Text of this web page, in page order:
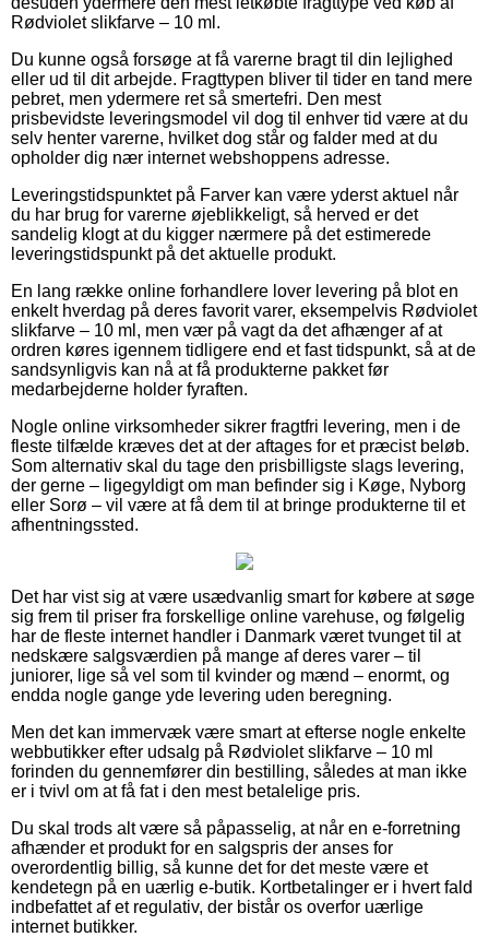
Rødviolet slikfarve – 10 ml.
Du kunne også forsøge at få varerne bragt til din lejlighed
eller ud til dit arbejde. Fragttypen bliver til tider en tand mere
pebret, men ydermere ret så smertefri. Den mest
prisbevidste leveringsmodel vil dog til enhver tid være at du
selv henter varerne, hvilket dog står og falder med at du
opholder dig nær internet webshoppens adresse.
Leveringstidspunktet på Farver kan være yderst aktuel når
du har brug for varerne øjeblikkeligt, så herved er det
sandelig klogt at du kigger nærmere på det estimerede
leveringstidspunkt på det aktuelle produkt.
En lang række online forhandlere lover levering på blot en
enkelt hverdag på deres favorit varer, eksempelvis Rødviolet
slikfarve – 10 ml, men vær på vagt da det afhænger af at
ordren køres igennem tidligere end et fast tidspunkt, så at de
sandsynligvis kan nå at få produkterne pakket før
medarbejderne holder fyraften.
Nogle online virksomheder sikrer fragtfri levering, men i de
fleste tilfælde kræves det at der aftages for et præcist beløb.
Som alternativ skal du tage den prisbilligste slags levering,
der gerne – ligegyldigt om man befinder sig i Køge, Nyborg
eller Sorø – vil være at få dem til at bringe produkterne til et
afhentningssted.
Det har vist sig at være usædvanlig smart for købere at søge
sig frem til priser fra forskellige online varehuse, og følgelig
har de fleste internet handler i Danmark været tvunget til at
nedskære salgsværdien på mange af deres varer – til
juniorer, lige så vel som til kvinder og mænd – enormt, og
endda nogle gange yde levering uden beregning.
Men det kan immervæk være smart at efterse nogle enkelte
webbutikker efter udsalg på Rødviolet slikfarve – 10 ml
forinden du gennemfører din bestilling, således at man ikke
er i tvivl om at få fat i den mest betalelige pris.
Du skal trods alt være så påpasselig, at når en e-forretning
afhænder et produkt for en salgspris der anses for
overordentlig billig, så kunne det for det meste være et
kendetegn på en uærlig e-butik. Kortbetalinger er i hvert fald
indbefattet af et regulativ, der bistår os overfor uærlige
internet butikker.